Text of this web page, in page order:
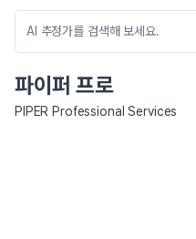
파이퍼 프로
PIPER Professional Services